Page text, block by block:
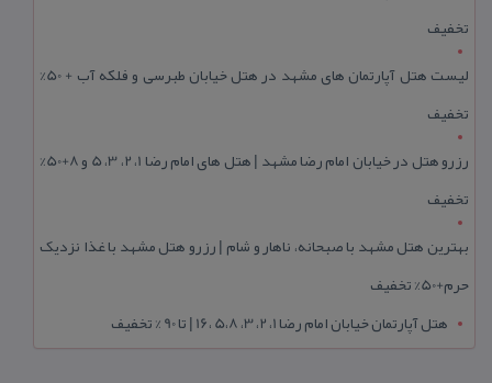
تخفیف
لیست هتل آپارتمان های مشهد در هتل خیابان طبرسی و فلکه آب + 50%
تخفیف
رزرو هتل در خیابان امام رضا مشهد | هتل‌ های امام رضا 1، 2، 3، 5 و 8+50%
تخفیف
بهترین هتل مشهد با صبحانه، ناهار و شام | رزرو هتل مشهد با غذا نزدیک
حرم+50% تخفیف
هتل آپارتمان خیابان امام رضا 1، 2، 3، 5،8 ،16 | تا 90 % تخفیف